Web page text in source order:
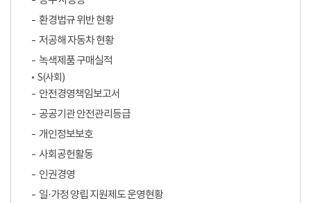
환경법규 위반 현황
저공해 자동차 현황
녹색제품 구매실적
S(사회)
안전경영책임보고서
공공기관 안전관리등급
개인정보보호
사회공헌활동
인권경영
일·가정 양립 지원제도 운영현황